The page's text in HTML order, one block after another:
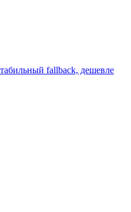
fallback, дешевле